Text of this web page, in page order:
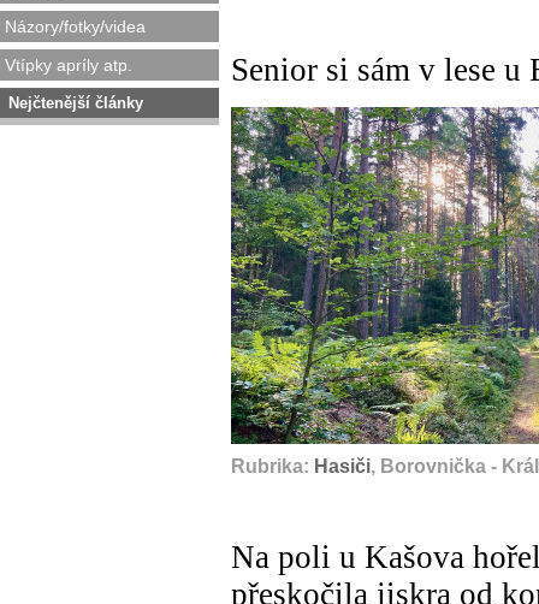
Názory/fotky/videa
Vtípky apríly atp.
Nejčtenější články
Senior si sám v lese
Rubrika: Hasiči, Borovnička -
Na poli u Kašova
přeskočila jiskra od